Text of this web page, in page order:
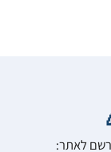
לאתר: